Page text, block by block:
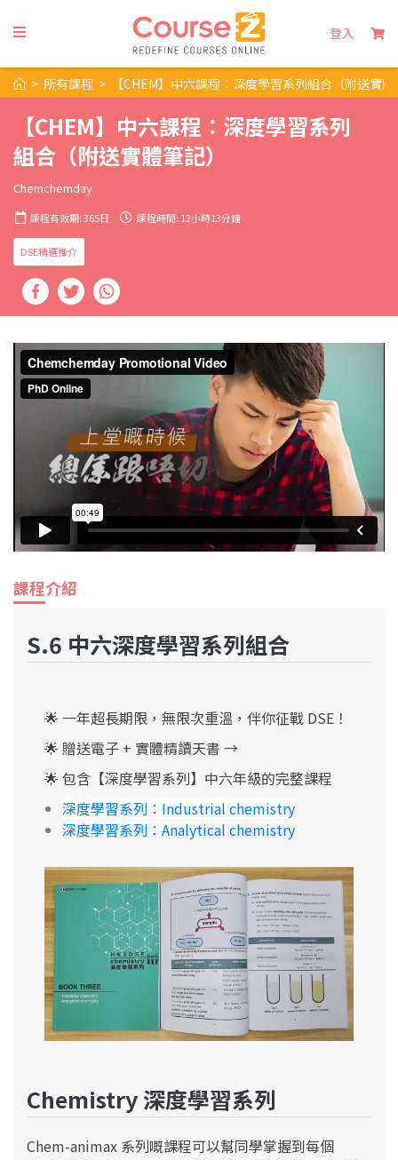
登入
> 所有課程 > 【CHEM】中六課程：深度學習系列組合（附送實
【CHEM】中六課程：深度學習系列
組合（附送實體筆記）
Chemchemday
課程有效期: 365日 課程時間: 12小時13分鐘
DSE精選推介
課程介紹
S.6 中六深度學習系列組合
🌟 一年超長期限，無限次重溫，伴你征戰 DSE！
🌟 贈送電子 + 實體精讀天書 →
🌟 包含【深度學習系列】 中六年級的完整課程
深度學習系列：Industrial chemistry
深度學習系列：Analytical chemistry
Chemistry 深度學習系列
Chem-animax 系列嘅課程可以幫同學掌握到每個